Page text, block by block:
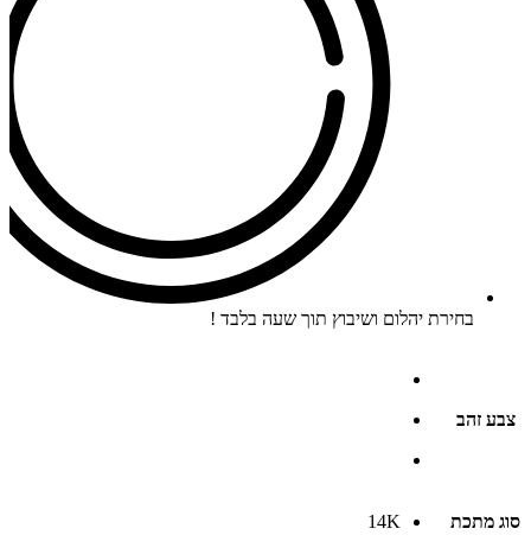
בחירת יהלום ושיבוץ תוך שעה בלבד !
צבע זהב
סוג מתכת 14K